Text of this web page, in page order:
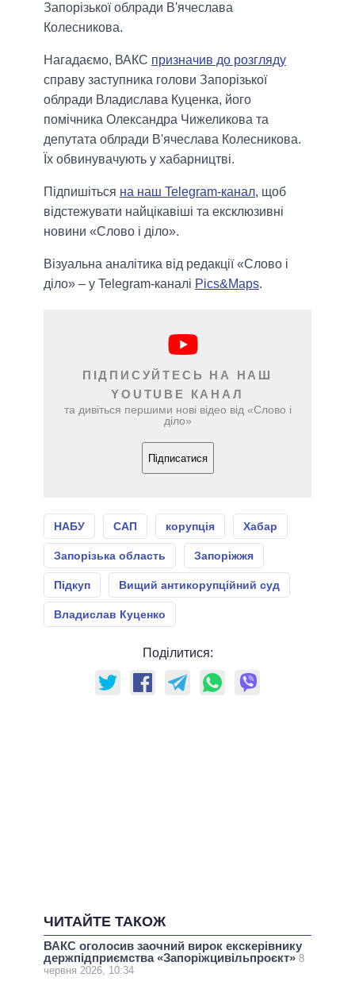
Запорізької облради В'ячеслава
Колесникова.
Нагадаємо, ВАКС призначив до розгляду
справу заступника голови Запорізької
облради Владислава Куценка, його
помічника Олександра Чижеликова та
депутата облради В'ячеслава Колесникова.
Їх обвинувачують у хабарництві.
Підпишіться на наш Telegram-канал, щоб
відстежувати найцікавіші та ексклюзивні
новини «Слово і діло».
Візуальна аналітика від редакції «Слово і
діло» – у Telegram-каналі Pics&Maps.
ПІДПИСУЙТЕСЬ НА НАШ
YOUTUBE КАНАЛ
та дивіться першими нові відео від «Слово і
діло»
Підписатися
НАБУ САП корупція Хабар
Запорізька область Запоріжжя
Підкуп Вищий антикорупційний суд
Владислав Куценко
Поділитися:
ЧИТАЙТЕ ТАКОЖ
ВАКС оголосив заочний вирок екскерівнику
держпідприємства «Запоріжцивільпроєкт» 8
червня 2026, 10:34